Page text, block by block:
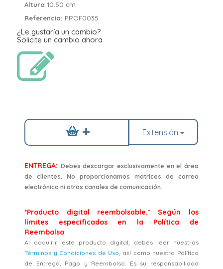
Altura 10.50 cm
Referencia: PROF0035
¿Le gustaría un cambio?
Solicite un cambio ahora
Extensión
ENTREGA: Debes descargar exclusivamente en el área
de clientes. No proporcionamos matrices de correo
electrónico ni otros canales de comunicación.
*Producto digital reembolsable.* Según los
límites especificados en la Política de
Reembolso
Al adquirir este producto digital, debes leer nuestros
Términos y Condiciones de Uso, así como nuestra Política
de Entrega, Pago y Reembolso. Es su responsabilidad